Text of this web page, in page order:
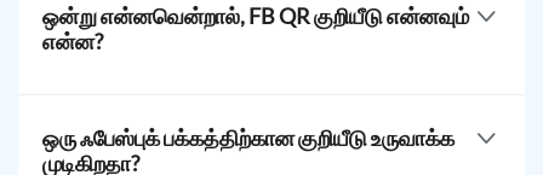
ஒன்று என்னவென்றால், FB QR குறியீடு என்னவும்
என்ன?
போஸ்ட்களுக்கு, நிகழ்வுகளுக்கு மற்றும் மேலும்
வழங்கப்பட்டுள்ளது. ஃபேஸ்புக் எழுத்துக்கள் மற்றும்
ஒரு ஃபேஸ்புக் பக்கத்திற்கான குறியீடு உருவாக்க
முடிகிறதா?